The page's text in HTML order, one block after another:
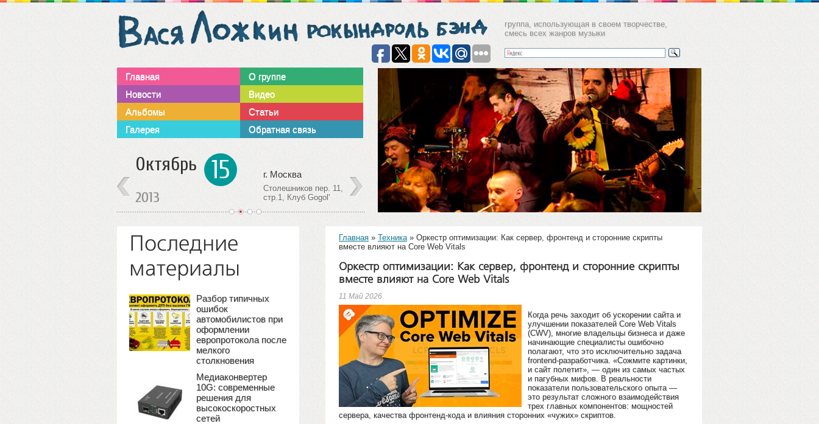
группа, использующая в своем творчестве,
смесь всех жанров музыки
Главная
Новости
Альбомы
Галерея
О группе
Видео
Статьи
Обратная связь
Октябрь 15
2013
г. Москва
Столешников пер. 11,
стр.1, Клуб Gogol'
Декабрь 09
2013
г. Москва
Столешников пер. 11,
стр.1, Клуб Gogol'
Последние
материалы
Разбор типичных
ошибок
автомобилистов при
оформлении
европротокола после
мелкого
столкновения
Медиаконвертер
10G: современные
решения для
высокоскоростных
сетей
Главная » Техника» Оркестр оптимизации: Как сервер, фронтенд и сторонние скрипты
вместе влияют на Core Web Vitals
Оркестр оптимизации: Как сервер, фронтенд и сторонние скрипты
вместе влияют на Core Web Vitals
11 Май 2026
Когда речь заходит об ускорении сайта и
улучшении показателей Core Web Vitals
(CWV), многие владельцы бизнеса и даже
начинающие специалисты ошибочно
полагают, что это исключительно задача
frontend-разработчика. «Сожмите картинки,
и сайт полетит», — один из самых частых
и пагубных мифов. В реальности
показатели пользовательского опыта —
это результат сложного взаимодействия
трех главных компонентов: мощностей
сервера, качества фронтенд-кода и влияния сторонних «чужих» скриптов.